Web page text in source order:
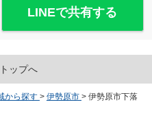
LINEで共有する
ップへ
から探す > 伊勢原市 > 伊勢原市下落